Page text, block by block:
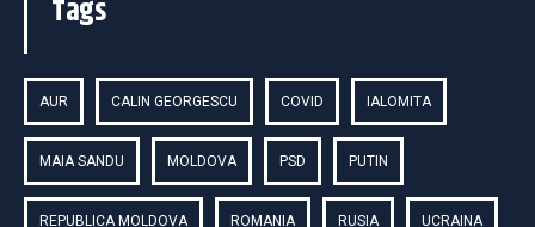
Tags
AUR CALIN GEORGESCU COVID IALOMITA
MAIA SANDU MOLDOVA PSD PUTIN
REPUBLICA MOLDOVA ROMANIA RUSIA UCRAINA